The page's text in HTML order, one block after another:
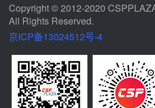
Copyright © 2012-2020
All Rights Reserved.
京ICP备13024512号-4